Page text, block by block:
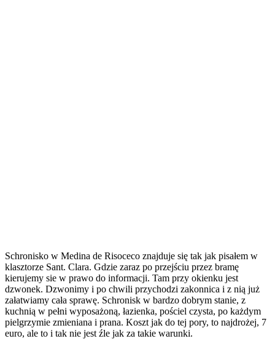
Schronisko w Medina de Risoceco znajduje się tak jak pisałem w
klasztorze Sant. Clara. Gdzie zaraz po przejściu przez bramę
kierujemy sie w prawo do informacji. Tam przy okienku jest
dzwonek. Dzwonimy i po chwili przychodzi zakonnica i z nią już
załatwiamy cała sprawę. Schronisk w bardzo dobrym stanie, z
kuchnią w pełni wyposażoną, łazienka, pościel czysta, po każdym
pielgrzymie zmieniana i prana. Koszt jak do tej pory, to najdrożej, 7
euro, ale to i tak nie jest źle jak za takie warunki.